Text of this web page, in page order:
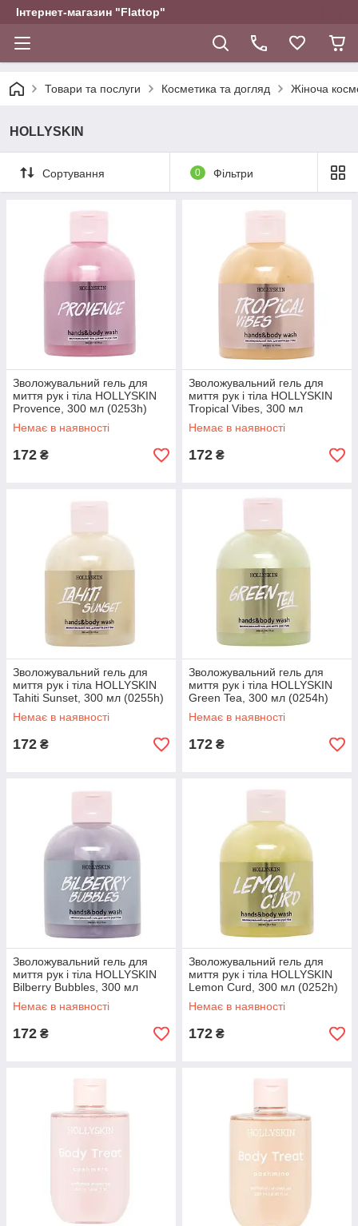
Інтернет-магазин "Flattop"
Товари та послуги Косметика та догляд Жіноча
HOLLYSKIN
Сортування 0 Фільтри
Зволожувальний гель для
миття рук і тіла HOLLYSKIN
Provence, 300 мл (0253h)
Немає в наявності
172 ₴
Зволожувальний гель для
миття рук і тіла HOLLYSKIN
Tropical Vibes, 300 мл
(0258h)
Немає в наявності
172 ₴
Зволожувальний гель для
миття рук і тіла HOLLYSKIN
Tahiti Sunset, 300 мл (0255h)
Немає в наявності
172 ₴
Зволожувальний гель для
миття рук і тіла HOLLYSKIN
Green Tea, 300 мл (0254h)
Немає в наявності
172 ₴
Зволожувальний гель для
миття рук і тіла HOLLYSKIN
Bilberry Bubbles, 300 мл
(0249h)
Немає в наявності
172 ₴
Зволожувальний гель для
миття рук і тіла HOLLYSKIN
Lemon Curd, 300 мл (0252h)
Немає в наявності
172 ₴